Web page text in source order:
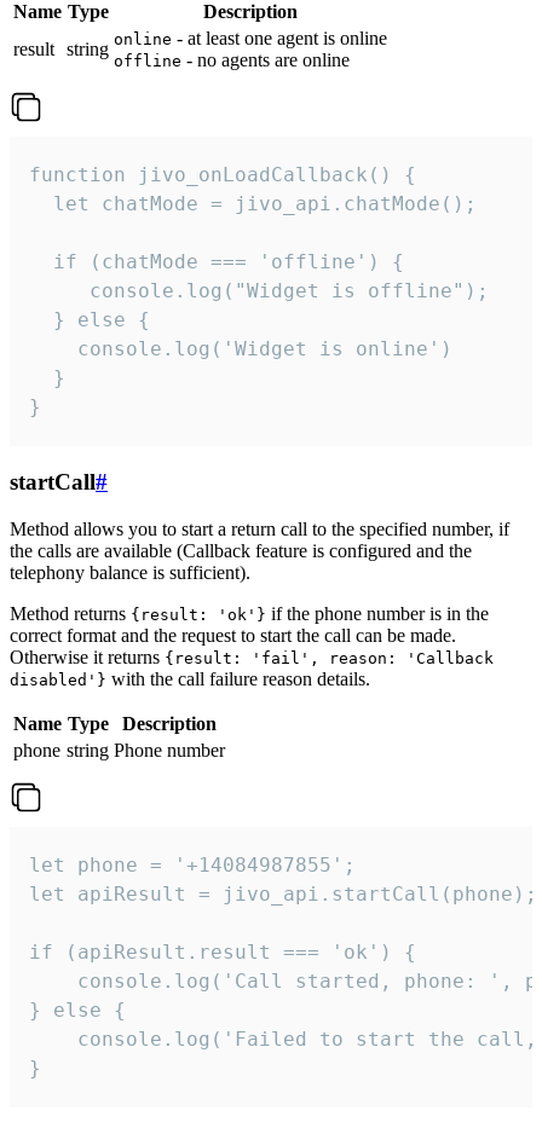
Name Type
Description
result string online - at least one agent is online
offline - no agents are online
function jivo_onLoadCallback() {
  let chatMode = jivo_api.chatMode();
  if (chatMode === 'offline') {
     console.log("Widget is offline");
  } else {
    console.log('Widget is online')
  }
}
startCall#
Method allows you to start a return call to the specified number, if
the calls are available (Callback feature is configured and the
telephony balance is sufficient).
Method returns {result: 'ok'} if the phone number is in the
correct format and the request to start the call can be made.
Otherwise it returns {result: 'fail', reason: 'Callback
disabled'} with the call failure reason details.
Name Type
Description
phone string Phone number
let phone = '+14084987855';
let apiResult = jivo_api.startCall(phone);
if (apiResult.result === 'ok') {
console.log('Call started, phone: ',
} else {
console.log('Failed to start the
}